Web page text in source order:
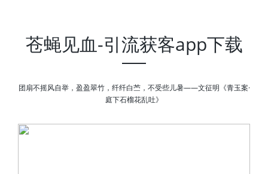
苍蝇见血-引流获客app下载
团扇不摇风自举，盈盈翠竹，纤纤白苎，不受些儿暑——文征明《青玉案·
庭下石榴花乱吐》